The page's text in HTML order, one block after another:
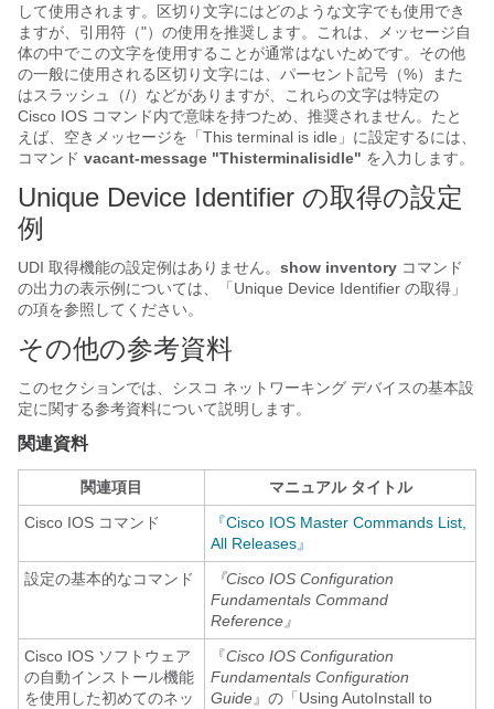
して使用されます。区切り文字にはどのような文字でも使用でき
ますが、引用符（"）の使用を推奨します。これは、メッセージ自
体の中でこの文字を使用することが通常はないためです。その他
の一般に使用される区切り文字には、パーセント記号（%）また
はスラッシュ（/）などがありますが、これらの文字は特定の
Cisco IOS コマンド内で意味を持つため、推奨されません。たと
えば、空きメッセージを「This terminal is idle」に設定するには、
コマンド vacant-message "Thisterminalisidle" を入力します。
Unique Device Identifier の取得の設定
例
UDI 取得機能の設定例はありません。 show inventory コマンド
の出力の表示例については、「Unique Device Identifier の取得」
の項を参照してください。
その他の参考資料
このセクションでは、シスコ ネットワーキング デバイスの基本設
定に関する参考資料について説明します。
関連資料
関連項目
マニュアル タイトル
Cisco IOS コマンド
『Cisco IOS Master Commands List,
All Releases』
設定の基本的なコマンド
『Cisco IOS Configuration
Fundamentals Command
Reference』
Cisco IOS ソフトウェア
の自動インストール機能
を使用した初めてのネッ
『Cisco IOS Configuration
Fundamentals Configuration
Guide』の「Using AutoInstall to